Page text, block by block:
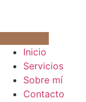
Inicio
Servicios
Sobre mí
Contacto